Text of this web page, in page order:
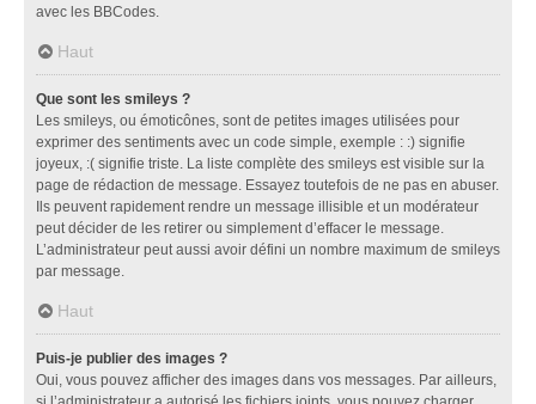
avec les BBCodes.
Haut
Que sont les smileys ?
Les smileys, ou émoticônes, sont de petites images utilisées pour
exprimer des sentiments avec un code simple, exemple : :) signifie
joyeux, :( signifie triste. La liste complète des smileys est visible sur la
page de rédaction de message. Essayez toutefois de ne pas en abuser.
Ils peuvent rapidement rendre un message illisible et un modérateur
peut décider de les retirer ou simplement d’effacer le message.
L’administrateur peut aussi avoir défini un nombre maximum de smileys
par message.
Haut
Puis-je publier des images ?
Oui, vous pouvez afficher des images dans vos messages. Par ailleurs,